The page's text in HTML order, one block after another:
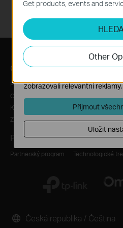
O nás
Profil společnosti
O nás
Kontaktujte nás
Zásady ochrany osobních údajů
Pro partnery
Partnerský program
Vzdělávací
Technologické
Česká republika / Čeština
Get products, events and
Other
Analytické a marketingové
Soubory cookie pro nám
aktivity na našich webových
zlepšení a přizpůsobení jejich
Marketingové soubory cookie
zobrazovali relevantní reklamy.
Přijmout
Uložit